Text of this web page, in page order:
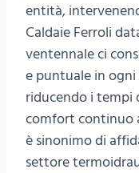
entità,
Caldaie Ferroli
ventennale ci
e puntuale in ogni
riducendo i tempi
comfort continuo
è sinonimo di
settore